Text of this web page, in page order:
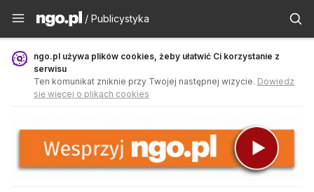
Publicystyka - ngo.pl
/ Publicystyka
ngo.pl używa plików cookies, żeby ułatwić Ci korzystanie z
serwisu
Ten komunikat zniknie przy Twojej następnej wizycie. Dowiedz
się więcej o plikach cookies